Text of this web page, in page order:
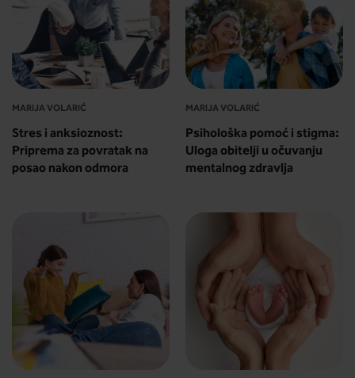
MARIJA VOLARIĆ
Stres i anksioznost:
Priprema za povratak na
posao nakon odmora
MARIJA VOLARIĆ
Psihološka pomoć i stigma:
Uloga obitelji u očuvanju
mentalnog zdravlja